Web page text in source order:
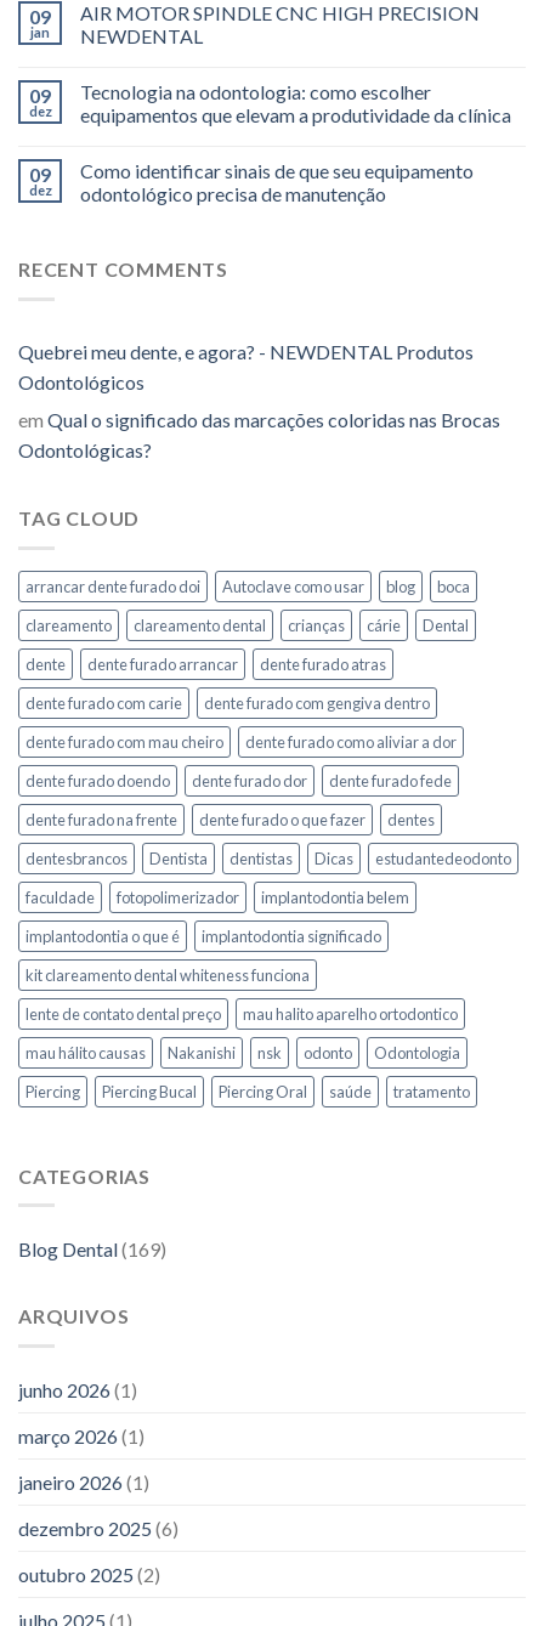
09
jan
AIR MOTOR SPINDLE CNC HIGH PRECISION
NEWDENTAL
09
dez
Tecnologia na odontologia: como escolher
equipamentos que elevam a produtividade da clínica
09
dez
Como identificar sinais de que seu equipamento
odontológico precisa de manutenção
RECENT COMMENTS
Quebrei meu dente, e agora? - NEWDENTAL Produtos
Odontológicos
em Qual o significado das marcações coloridas nas Brocas
Odontológicas?
TAG CLOUD
arrancar dente furado doi Autoclave como usar blog
boca
clareamento
clareamento dental crianças cárie
Dental
dente
dente furado arrancar
dente furado atras
dente furado com carie
dente furado com gengiva dentro
dente furado com mau cheiro
dente furado como aliviar a dor
dente furado doendo
dente furado dor
dente furado fede
dente furado na frente
dente furado o que fazer
dentes
dentesbrancos
Dentista dentistas Dicas
estudantedeodonto
faculdade
fotopolimerizador
implantodontia belem
implantodontia o que é
implantodontia significado
kit clareamento dental whiteness funciona
lente de contato dental preço
mau halito aparelho ortodontico
mau hálito causas
Nakanishi nsk odonto
Odontologia
Piercing
Piercing Bucal Piercing Oral saúde tratamento
CATEGORIAS
Blog Dental(169)
ARQUIVOS
junho 2026(1)
março 2026(1)
janeiro 2026(1)
dezembro 2025 (6)
outubro 2025 (2)
julho 2025 (1)